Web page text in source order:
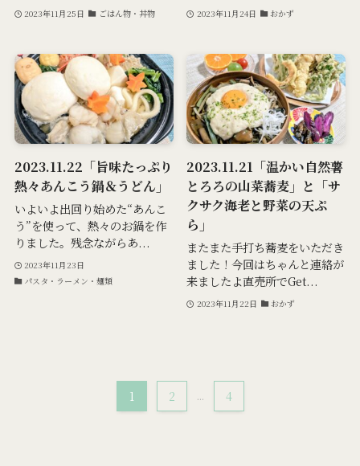
2023年11月25日 ごはん物・丼物 2023年11月24日 おかず
2023.11.22「旨味たっぷり
熱々あんこう鍋＆うどん」
いよいよ出回り始めた“あんこ
う”を使って、熱々のお鍋を作
りました。残念ながらあ...
2023年11月23日
パスタ・ラーメン・麺類
2023.11.21「温かい自然薯
とろろの山菜蕎麦」と「サ
クサク海老と野菜の天ぷ
ら」
またまた手打ち蕎麦をいただき
ました！今回はちゃんと連絡が
来ましたよ直売所でGet...
2023年11月22日 おかず
1 2 ... 4